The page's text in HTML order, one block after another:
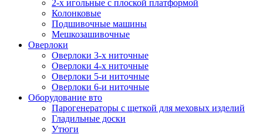
2-х игольные с плоской платформой
Колонковые
Подшивочные машины
Мешкозашивочные
Оверлоки
Оверлоки 3-х ниточные
Оверлоки 4-х ниточные
Оверлоки 5-и ниточные
Оверлоки 6-и ниточные
Оборудование вто
Парогенераторы с щеткой для меховых изделий
Гладильные доски
Утюги